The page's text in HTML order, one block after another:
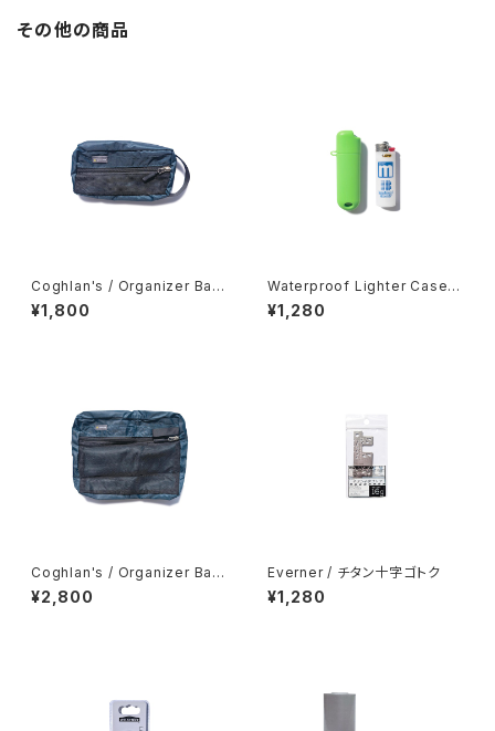
その他の商品
Coghlan's / Organizer Bag
s -Small-
¥1,800
Waterproof Lighter Case f
or BIC
¥1,280
Coghlan's / Organizer Bag
s -Medium-
¥2,800
Everner / チタン十字ゴトク
¥1,280